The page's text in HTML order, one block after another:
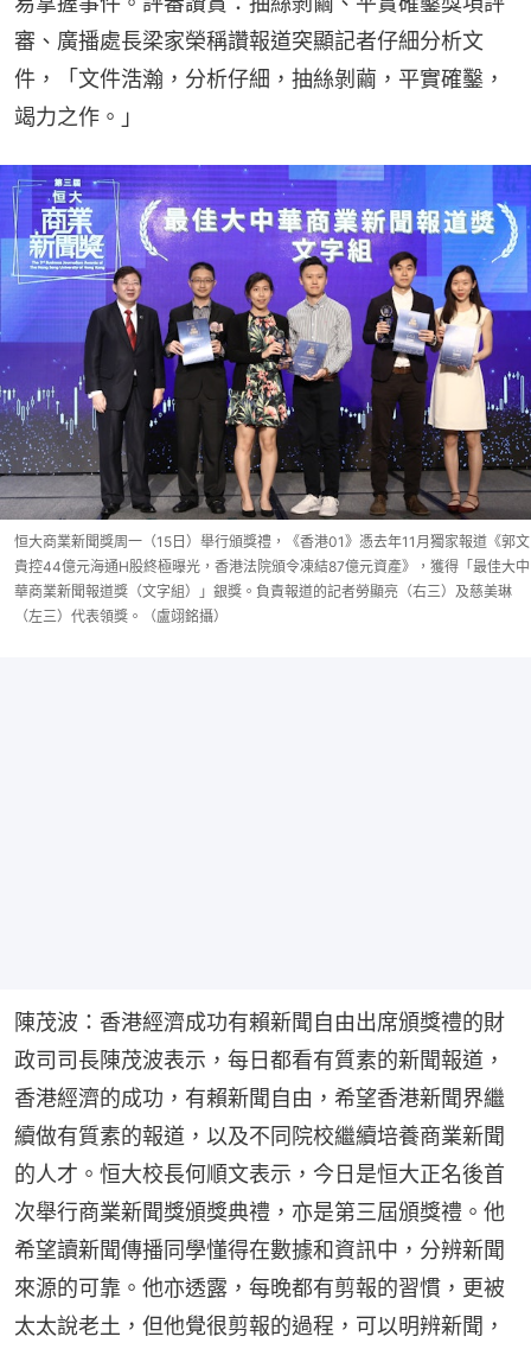
審、廣播處長梁家榮稱讚報道突顯記者仔細分析文
件，「文件浩瀚，分析仔細，抽絲剝繭，平實確鑿，
竭力之作。」
恒大商業新聞獎周一（15日）舉行頒獎禮，《香港01》憑去年11月獨家報道《郭文
貴控44億元海通H股終極曝光，香港法院頒令凍結87億元資產》，獲得「最佳大中
華商業新聞報道獎（文字組）」銀獎。負責報道的記者勞顯亮（右三）及慈美琳
（左三）代表領獎。（盧翊銘攝）
陳茂波：香港經濟成功有賴新聞自由出席頒獎禮的財
政司司長陳茂波表示，每日都看有質素的新聞報道，
香港經濟的成功，有賴新聞自由，希望香港新聞界繼
續做有質素的報道，以及不同院校繼續培養商業新聞
的人才。恒大校長何順文表示，今日是恒大正名後首
次舉行商業新聞獎頒獎典禮，亦是第三屆頒獎禮。他
希望讀新聞傳播同學懂得在數據和資訊中，分辨新聞
來源的可靠。他亦透露，每晚都有剪報的習慣，更被
太太說老土，但他覺很剪報的過程，可以明辨新聞，